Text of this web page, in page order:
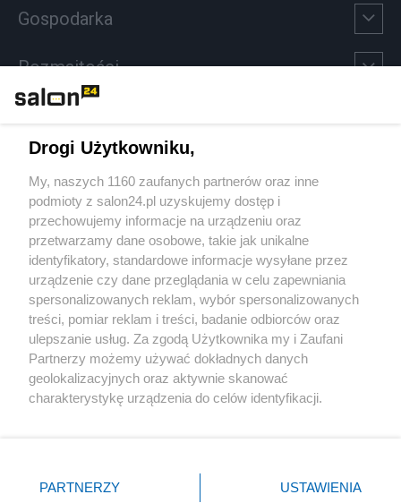
Gospodarka
Rozmaitości
Sport
Społeczeństwo
Kultura
X Facebook Instagram Youtube
Drogi Użytkowniku,
My, naszych 1160 zaufanych partnerów oraz inne
podmioty z salon24.pl uzyskujemy dostęp i
przechowujemy informacje na urządzeniu oraz
przetwarzamy dane osobowe, takie jak unikalne
identyfikatory, standardowe informacje wysyłane przez
urządzenie czy dane przeglądania w celu zapewniania
spersonalizowanych reklam, wybór spersonalizowanych
treści, pomiar reklam i treści, badanie odbiorców oraz
ulepszanie usług. Za zgodą Użytkownika my i Zaufani
Partnerzy możemy używać dokładnych danych
geolokalizacyjnych oraz aktywnie skanować
charakterystykę urządzenia do celów identyfikacji.
zmienić/wycofać klikając przycisk ustawień prywatności
znajdujący się w lewym dolnym rogu strony
PARTNERZY USTAWIENIA